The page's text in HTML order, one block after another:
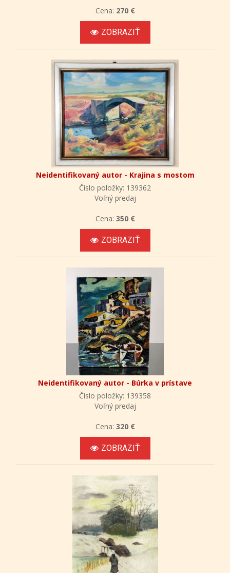
Cena: 270 €
ZOBRAZIŤ
Neidentifikovaný autor - Krajina s mostom
Číslo položky: 139362
Voľný predaj
Cena: 350 €
ZOBRAZIŤ
Neidentifikovaný autor - Búrka v prístave
Číslo položky: 139358
Voľný predaj
Cena: 320 €
ZOBRAZIŤ